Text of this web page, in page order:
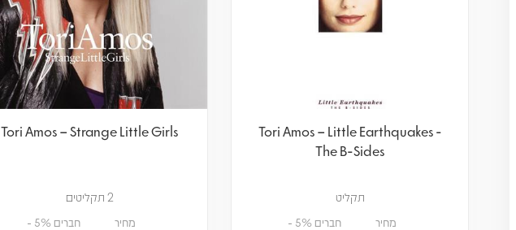
Tori Amos – Little Earthquakes -
The B-Sides
תקליט
מחיר חברים 5% -
Tori Amos – Strange Little Girls
2 תקליטים
מחיר חברים 5% -